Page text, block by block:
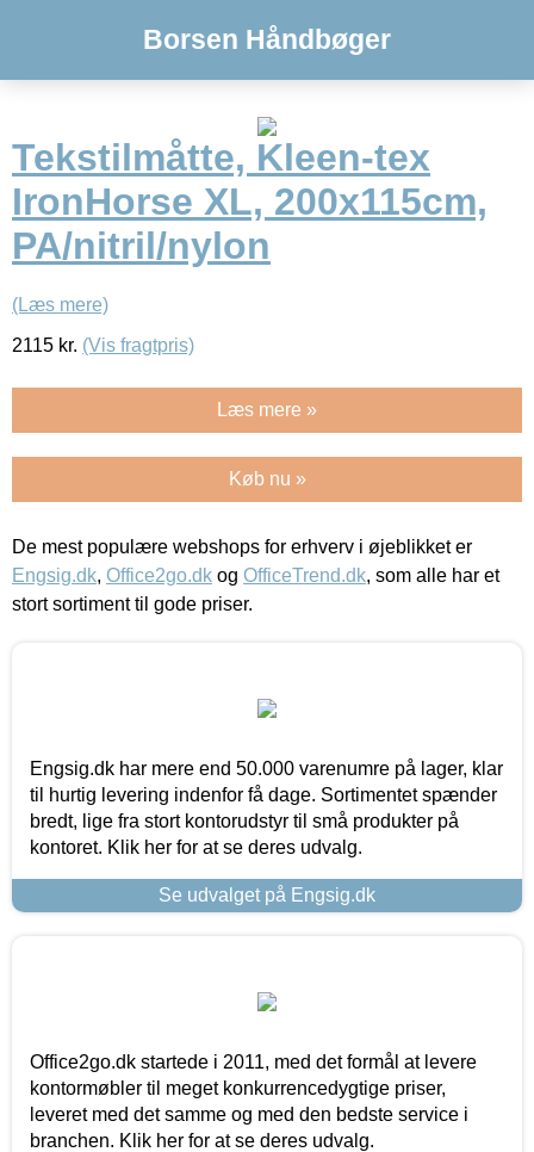
Borsen Håndbøger
Tekstilmåtte, Kleen-tex
IronHorse XL, 200x115cm,
PA/nitril/nylon
(Læs mere)
2115 kr. (Vis fragtpris)
Læs mere »
Køb nu »
De mest populære webshops for erhverv i øjeblikket er
Engsig.dk, Office2go.dk og OfficeTrend.dk, som alle har et
stort sortiment til gode priser.
Engsig.dk har mere end 50.000 varenumre på lager, klar
til hurtig levering indenfor få dage. Sortimentet spænder
bredt, lige fra stort kontorudstyr til små produkter på
kontoret. Klik her for at se deres udvalg.
Se udvalget på Engsig.dk
Office2go.dk startede i 2011, med det formål at levere
kontormøbler til meget konkurrencedygtige priser,
leveret med det samme og med den bedste service i
branchen. Klik her for at se deres udvalg.